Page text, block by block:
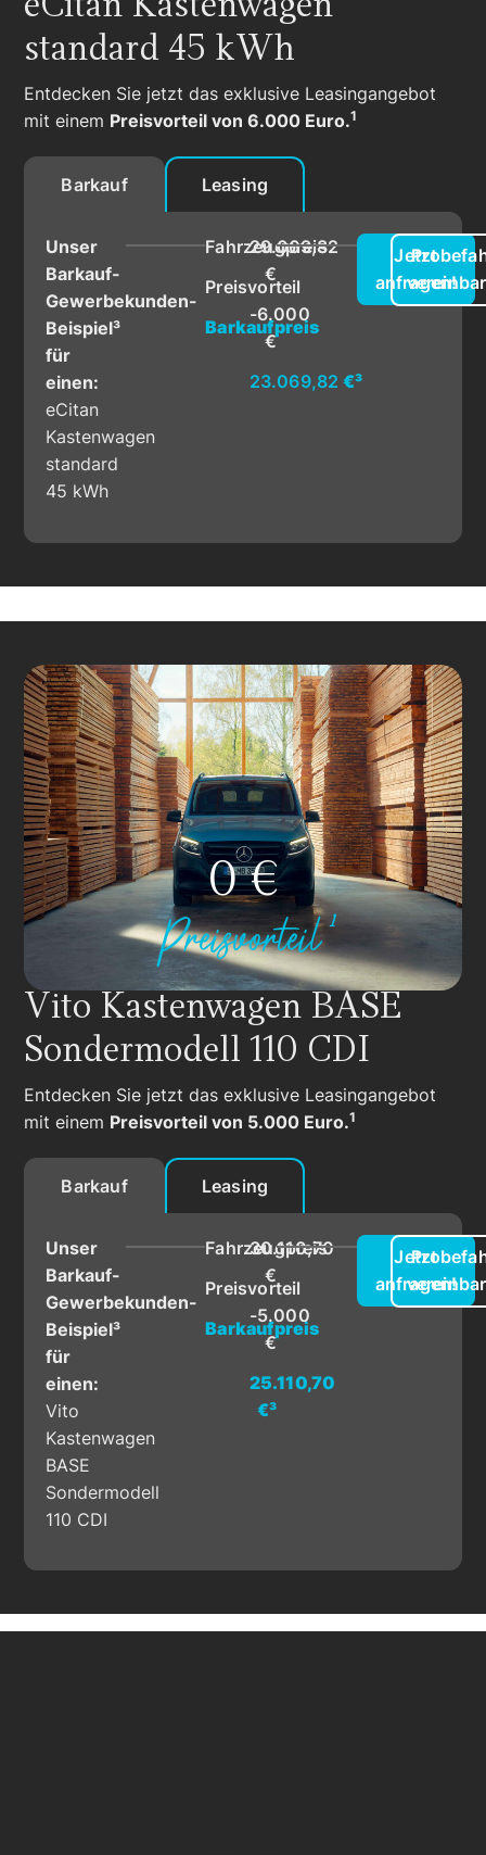
standard 45 kWh
Entdecken Sie jetzt das exklusive Leasingangebot
mit einem Preisvorteil von 6.000 Euro.1
Barkauf Leasing
Unser
Barkauf-
Gewerbekunden-
Beispiel³
für
einen:
eCitan
Kastenwagen
standard
45 kWh
Fahrzeugpreis
Preisvorteil
Barkaufpreis
29.069,82
€
-6.000
€
23.069,82 €³
Jetzt
anfragen!
Vito Kastenwagen BASE
Sondermodell 110 CDI
Entdecken Sie jetzt das exklusive Leasingangebot
mit einem Preisvorteil von 5.000 Euro.1
Barkauf Leasing
Unser
Barkauf-
Gewerbekunden-
Beispiel³
für
einen:
Vito
Kastenwagen
BASE
Sondermodell
110 CDI
Fahrzeugpreis
Preisvorteil
Barkaufpreis
30.110,70
€
-5.000
€
25.110,70
€³
Jetzt
anfragen!
Preisvorteil¹
0 €